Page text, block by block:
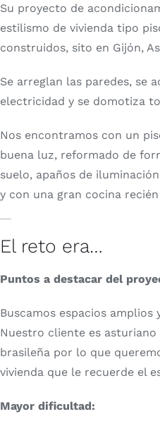
Su proyecto de
estilismo de vivienda tipo
construidos, sito en Gijón,
Se arreglan las paredes, se
electricidad y se domotiza
Nos encontramos con un
buena luz, reformado de
suelo, apaños de
y con una gran cocina
El reto era…
Puntos a destacar del
Buscamos espacios amplios
Nuestro cliente es
brasileña por lo que
vivienda que le recuerde el
Mayor dificultad: